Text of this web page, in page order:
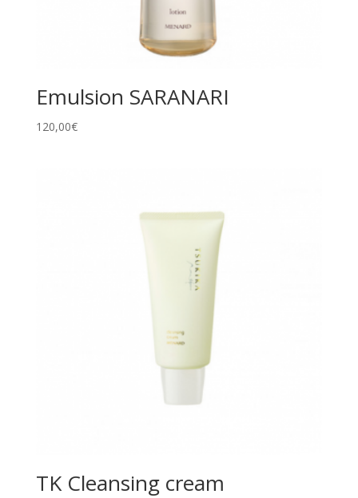
Emulsion SARANARI
120,00€
TK Cleansing cream